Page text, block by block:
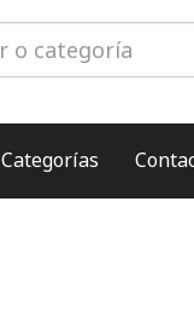
Categorías